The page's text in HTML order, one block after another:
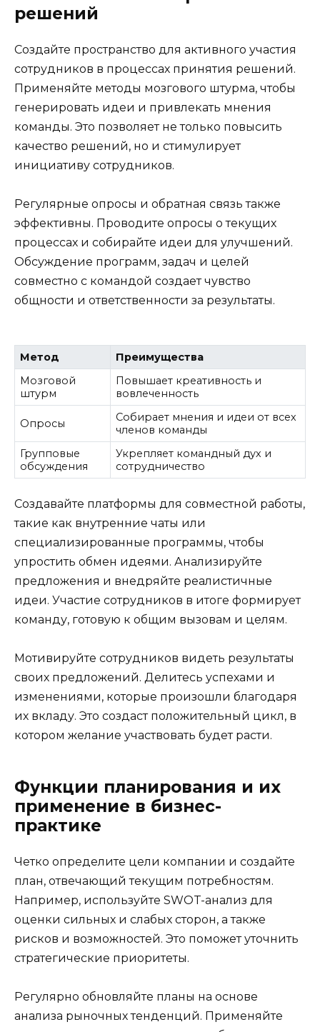
решений
Создайте пространство для активного участия
сотрудников в процессах принятия решений.
Применяйте методы мозгового штурма, чтобы
генерировать идеи и привлекать мнения
команды. Это позволяет не только повысить
качество решений, но и стимулирует
инициативу сотрудников.
Регулярные опросы и обратная связь также
эффективны. Проводите опросы о текущих
процессах и собирайте идеи для улучшений.
Обсуждение программ, задач и целей
совместно с командой создает чувство
общности и ответственности за результаты.
Метод
Преимущества
Мозговой
штурм
Повышает креативность и
вовлеченность
Опросы
Собирает мнения и идеи от всех
членов команды
Групповые
обсуждения
Укрепляет командный дух и
сотрудничество
Создавайте платформы для совместной работы,
такие как внутренние чаты или
специализированные программы, чтобы
упростить обмен идеями. Анализируйте
предложения и внедряйте реалистичные
идеи. Участие сотрудников в итоге формирует
команду, готовую к общим вызовам и целям.
Мотивируйте сотрудников видеть результаты
своих предложений. Делитесь успехами и
изменениями, которые произошли благодаря
их вкладу. Это создаст положительный цикл, в
котором желание участвовать будет расти.
Функции планирования и их
применение в бизнес-
практике
Четко определите цели компании и создайте
план, отвечающий текущим потребностям.
Например, используйте SWOT-анализ для
оценки сильных и слабых сторон, а также
рисков и возможностей. Это поможет уточнить
стратегические приоритеты.
Регулярно обновляйте планы на основе
анализа рыночных тенденций. Применяйте